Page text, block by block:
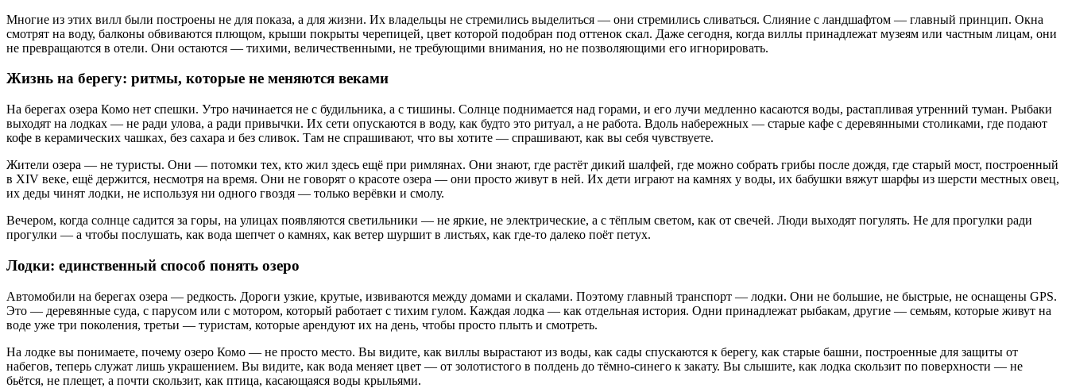
Многие из этих вилл были построены не для показа, а для жизни. Их владельцы не стремились выделиться — они стремились сливаться. Слияние с ландшафтом — главный принцип. Окна
смотрят на воду, балконы обвиваются плющом, крыши покрыты черепицей, цвет которой подобран под оттенок скал. Даже сегодня, когда виллы принадлежат музеям или частным лицам, они
не превращаются в отели. Они остаются — тихими, величественными, не требующими внимания, но не позволяющими его игнорировать.
Жизнь на берегу: ритмы, которые не меняются веками
На берегах озера Комо нет спешки. Утро начинается не с будильника, а с тишины. Солнце поднимается над горами, и его лучи медленно касаются воды, растапливая утренний туман. Рыбаки
выходят на лодках — не ради улова, а ради привычки. Их сети опускаются в воду, как будто это ритуал, а не работа. Вдоль набережных — старые кафе с деревянными столиками, где подают
кофе в керамических чашках, без сахара и без сливок. Там не спрашивают, что вы хотите — спрашивают, как вы себя чувствуете.
Жители озера — не туристы. Они — потомки тех, кто жил здесь ещё при римлянах. Они знают, где растёт дикий шалфей, где можно собрать грибы после дождя, где старый мост, построенный
в XIV веке, ещё держится, несмотря на время. Они не говорят о красоте озера — они просто живут в ней. Их дети играют на камнях у воды, их бабушки вяжут шарфы из шерсти местных овец,
их деды чинят лодки, не используя ни одного гвоздя — только верёвки и смолу.
Вечером, когда солнце садится за горы, на улицах появляются светильники — не яркие, не электрические, а с тёплым светом, как от свечей. Люди выходят погулять. Не для прогулки ради
прогулки — а чтобы послушать, как вода шепчет о камнях, как ветер шуршит в листьях, как где-то далеко поёт петух.
Лодки: единственный способ понять озеро
Автомобили на берегах озера — редкость. Дороги узкие, крутые, извиваются между домами и скалами. Поэтому главный транспорт — лодки. Они не большие, не быстрые, не оснащены GPS.
Это — деревянные суда, с парусом или с мотором, который работает с тихим гулом. Каждая лодка — как отдельная история. Одни принадлежат рыбакам, другие — семьям, которые живут на
воде уже три поколения, третьи — туристам, которые арендуют их на день, чтобы просто плыть и смотреть.
На лодке вы понимаете, почему озеро Комо — не просто место. Вы видите, как виллы вырастают из воды, как сады спускаются к берегу, как старые башни, построенные для защиты от
набегов, теперь служат лишь украшением. Вы видите, как вода меняет цвет — от золотистого в полдень до тёмно-синего к закату. Вы слышите, как лодка скользит по поверхности — не
бьётся, не плещет, а почти скользит, как птица, касающаяся воды крыльями.